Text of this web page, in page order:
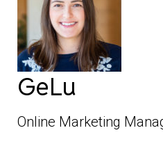
GeLu
Online Marketing